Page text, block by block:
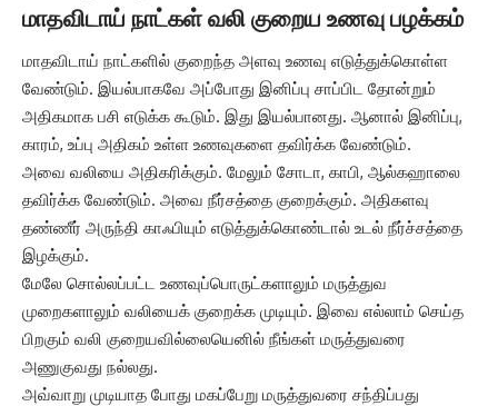
மாதவிடாய் நாட்கள் வலி குறைய உணவு பழக்கம்
மாதவிடாய் நாட்களில் குறைந்த அளவு உணவு எடுத்துக்கொள்ள
வேண்டும். இயல்பாகவே அப்போது இனிப்பு சாப்பிட தோன்றும்
அதிகமாக பசி எடுக்க கூடும். இது இயல்பானது. ஆனால் இனிப்பு,
காரம், உப்பு அதிகம் உள்ள உணவுகளை தவிர்க்க வேண்டும்.
அவை வலியை அதிகரிக்கும். மேலும் சோடா, காபி, ஆல்கஹாலை
தவிர்க்க வேண்டும். அவை நீர்சத்தை குறைக்கும். அதிகளவு
தண்ணீர் அருந்தி காஃபியும் எடுத்துக்கொண்டால் உடல் நீர்ச்சத்தை
இழக்கும்.
மேலே சொல்லப்பட்ட உணவுப்பொருட்களாலும் மருத்துவ
முறைகளாலும் வலியைக் குறைக்க முடியும். இவை எல்லாம் செய்த
பிறகும் வலி குறையவில்லையெனில் நீங்கள் மருத்துவரை
அணுகுவது நல்லது.
அவ்வாறு முடியாத போது மகப்பேறு மருத்துவரை சந்திப்பது